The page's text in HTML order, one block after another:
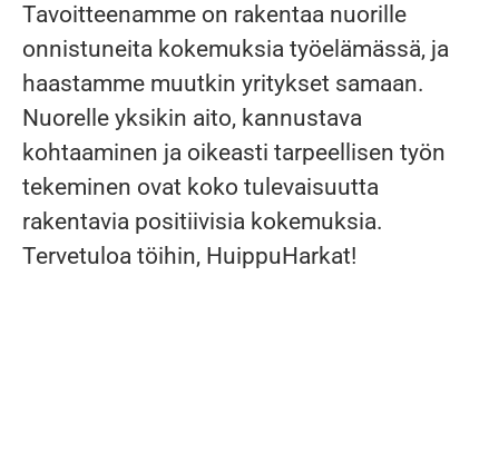
Tavoitteenamme on rakentaa nuorille
onnistuneita kokemuksia työelämässä, ja
haastamme muutkin yritykset samaan.
Nuorelle yksikin aito, kannustava
kohtaaminen ja oikeasti tarpeellisen työn
tekeminen ovat koko tulevaisuutta
rakentavia positiivisia kokemuksia.
Tervetuloa töihin, HuippuHarkat!